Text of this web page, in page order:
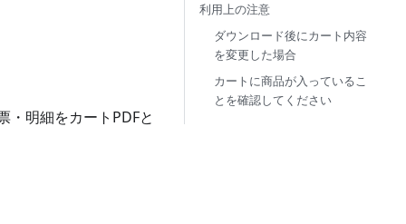
・明細をカートPDFと
利用上の注意
ダウンロード後にカート内容
を変更した場合
カートに商品が入っているこ
とを確認してください